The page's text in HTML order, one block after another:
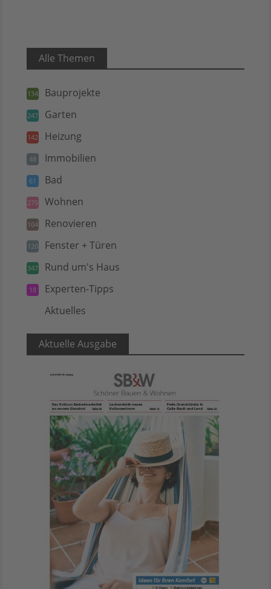
Alle Themen
134 Bauprojekte
247 Garten
142 Heizung
48 Immobilien
61 Bad
279 Wohnen
104 Renovieren
120 Fenster + Türen
347 Rund um's Haus
18 Experten-Tipps
Aktuelles
Aktuelle Ausgabe